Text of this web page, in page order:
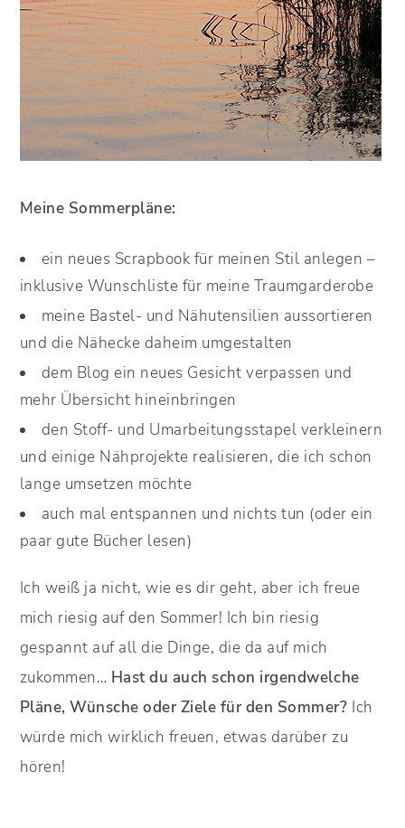
Meine Sommerpläne:
ein neues Scrapbook für meinen Stil anlegen –
inklusive Wunschliste für meine Traumgarderobe
meine Bastel- und Nähutensilien aussortieren
und die Nähecke daheim umgestalten
dem Blog ein neues Gesicht verpassen und
mehr Übersicht hineinbringen
den Stoff- und Umarbeitungsstapel verkleinern
und einige Nähprojekte realisieren, die ich schon
lange umsetzen möchte
auch mal entspannen und nichts tun (oder ein
paar gute Bücher lesen)
Ich weiß ja nicht, wie es dir geht, aber ich freue
mich riesig auf den Sommer! Ich bin riesig
gespannt auf all die Dinge, die da auf mich
zukommen… Hast du auch schon irgendwelche
Pläne, Wünsche oder Ziele für den Sommer? Ich
würde mich wirklich freuen, etwas darüber zu
hören!